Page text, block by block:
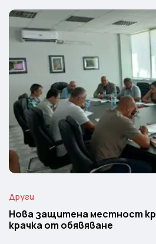
Други
Нова защитена местност
крачка от обявяване